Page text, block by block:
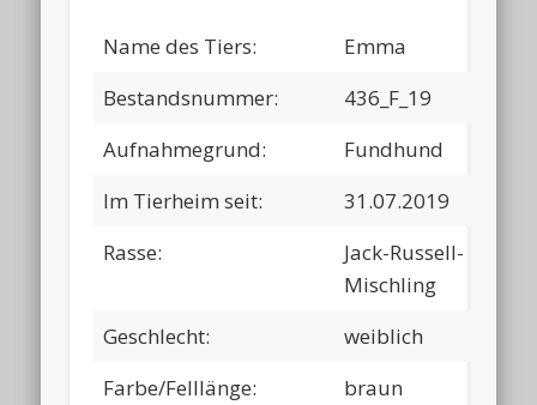
Name des Tiers:
Emma
Bestandsnummer:
436_F_19
Aufnahmegrund:
Fundhund
Im Tierheim seit:
31.07.2019
Rasse:
Jack-Russell-
Mischling
Geschlecht:
weiblich
Farbe/Felllänge:
braun